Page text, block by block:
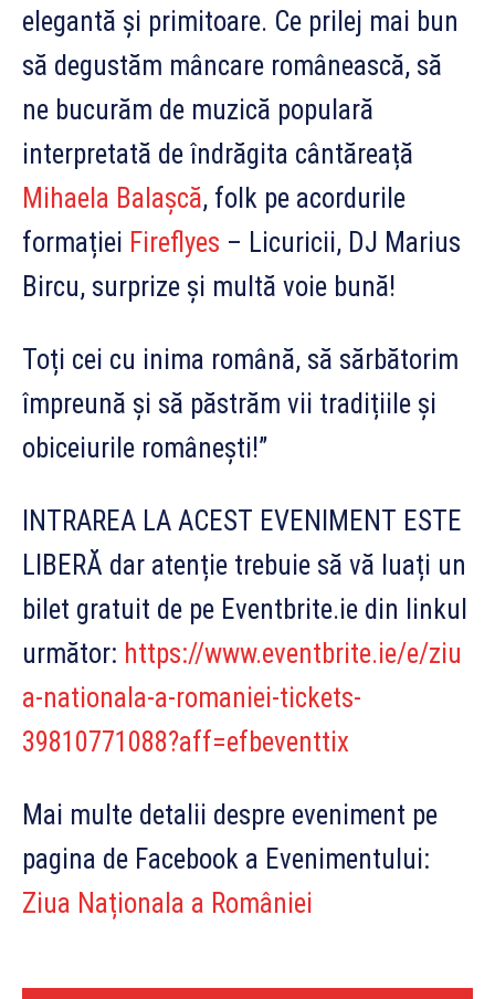
elegantă și primitoare. Ce prilej mai bun
să degustăm mâncare românească, să
ne bucurăm de muzică populară
interpretată de îndrăgita cântăreață
Mihaela Balașcă, folk pe acordurile
formației Fireflyes – Licuricii, DJ Marius
Bircu, surprize și multă voie bună!
Toți cei cu inima română, să sărbătorim
împreună și să păstrăm vii tradițiile și
obiceiurile românești!”
INTRAREA LA ACEST EVENIMENT ESTE
LIBERĂ dar atenție trebuie să vă luați un
bilet gratuit de pe Eventbrite.ie din linkul
următor: https://www.eventbrite.ie/e/ziu
a-nationala-a-romaniei-tickets-
39810771088?aff=efbeventtix
Mai multe detalii despre eveniment pe
pagina de Facebook a Evenimentului:
Ziua Naționala a României